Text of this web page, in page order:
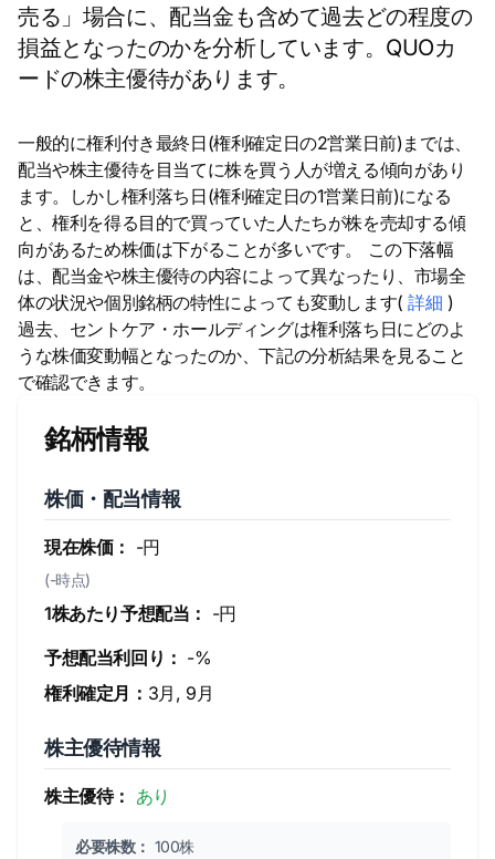
売る」場合に、配当金も含めて過去どの程度の
損益となったのかを分析しています。QUOカ
ードの株主優待があります。
一般的に権利付き最終日(権利確定日の2営業日前)までは、
配当や株主優待を目当てに株を買う人が増える傾向があり
ます。しかし権利落ち日(権利確定日の1営業日前)になる
と、権利を得る目的で買っていた人たちが株を売却する傾
向があるため株価は下がることが多いです。 この下落幅
は、配当金や株主優待の内容によって異なったり、市場全
体の状況や個別銘柄の特性によっても変動します(詳細 )
過去、セントケア・ホールディングは権利落ち日にどのよ
うな株価変動幅となったのか、下記の分析結果を見ること
で確認できます。
銘柄情報
株価・配当情報
現在株価： -円
(-時点)
1株あたり予想配当： -円
予想配当利回り： -%
権利確定月： 3月, 9月
株主優待情報
株主優待： あり
必要株数： 100株